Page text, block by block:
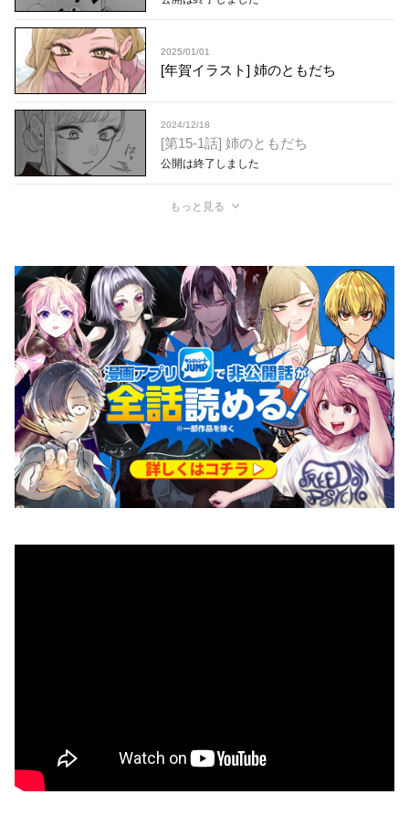
2025/01/01
[年賀イラスト] 姉のともだち
2024/12/18
[第15-1話] 姉のともだち
公開は終了しました
もっと見る